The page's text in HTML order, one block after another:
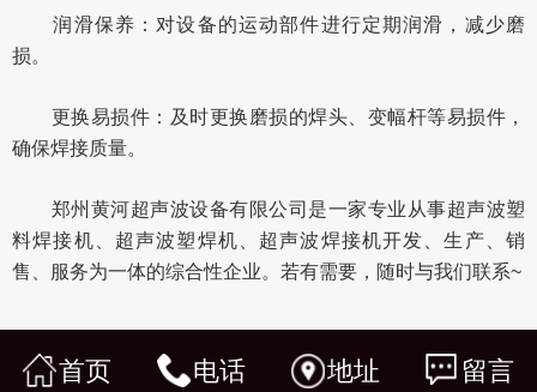
润滑保养：对设备的运动部件进行定期润滑，减少磨
损。
更换易损件：及时更换磨损的焊头、变幅杆等易损件，
确保焊接质量。
郑州黄河超声波设备有限公司是一家专业从事超声波塑
料焊接机、超声波塑焊机、超声波焊接机开发、生产、销
售、服务为一体的综合性企业。若有需要，随时与我们联系~
首页 电话 地址 留言